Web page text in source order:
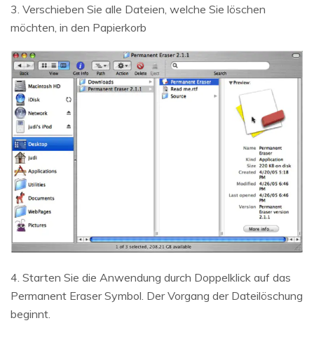
3. Verschieben Sie alle Dateien, welche Sie löschen
möchten, in den Papierkorb
4. Starten Sie die Anwendung durch Doppelklick auf das
Permanent Eraser Symbol. Der Vorgang der Dateilöschung
beginnt.